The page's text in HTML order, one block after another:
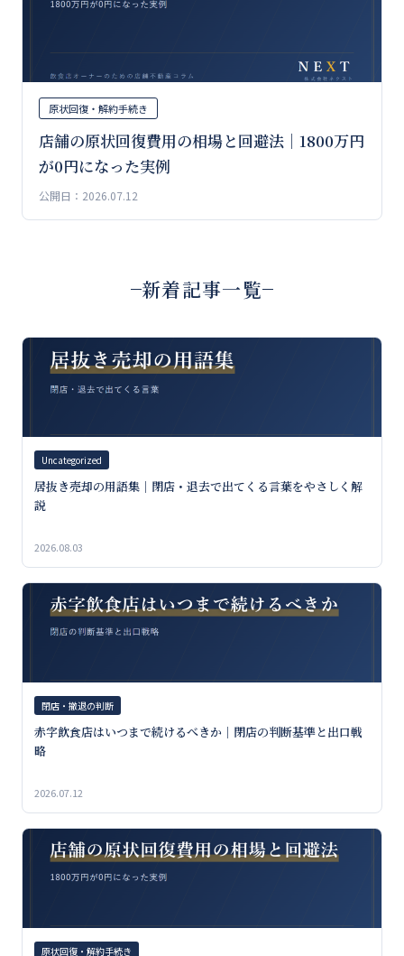
原状回復・解約手続き
店舗の原状回復費用の相場と回避法｜1800万円
が0円になった実例
公開日：2026.07.12
新着記事一覧
Uncategorized
居抜き売却の用語集｜閉店・退去で出てくる言葉をやさしく解
説
2026.08.03
閉店・撤退の判断
赤字飲食店はいつまで続けるべきか｜閉店の判断基準と出口戦
略
2026.07.12
原状回復・解約手続き